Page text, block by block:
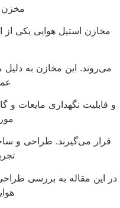
مخزن
مخازن استیل هوایی یکی از
می‌روند. این مخازن به دلیل
و قابلیت نگهداری مایعات و
قرار می‌گیرند. طراحی و
این مقاله به بررسی